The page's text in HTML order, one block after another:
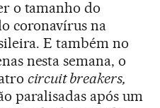
o tamanho do
coronavírus na
E também no
nesta semana, o
circuit breakers,
paralisadas após um